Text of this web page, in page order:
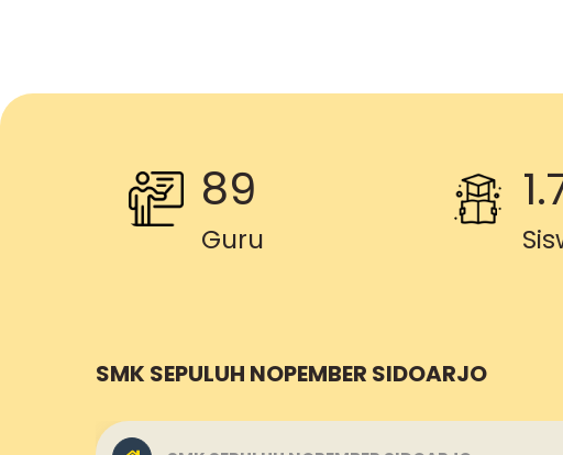
89
Guru
SMK SEPULUH NOPEMBER SIDOARJO